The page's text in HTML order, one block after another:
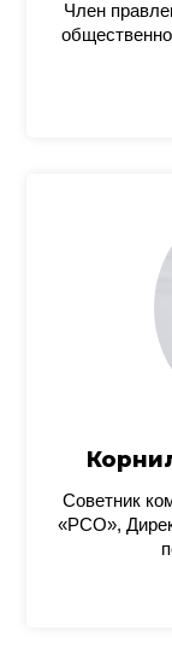
Член
Советник
«РСО»,